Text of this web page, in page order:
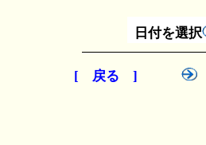
日付を選択
[ 戻る ]